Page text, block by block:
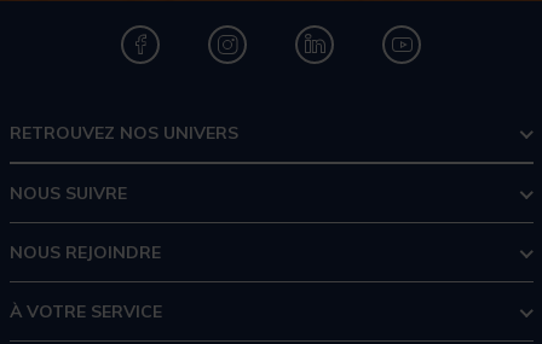
RETROUVEZ NOS UNIVERS
NOUS SUIVRE
NOUS REJOINDRE
À VOTRE SERVICE